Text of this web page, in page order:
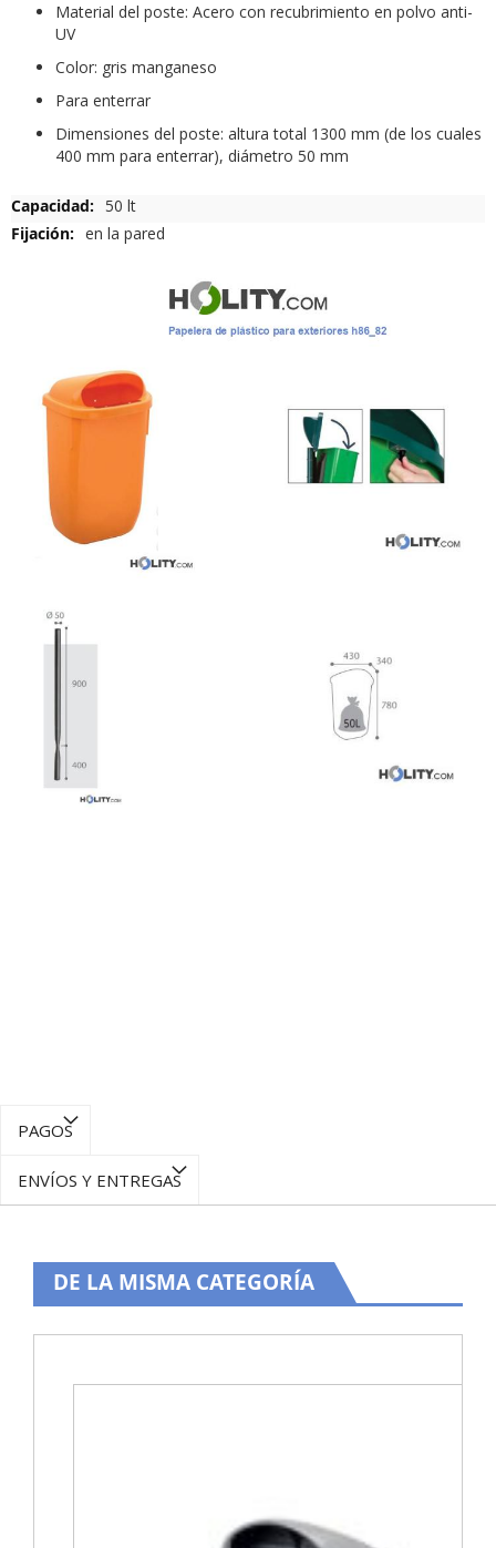
Material del poste: Acero con recubrimiento en polvo anti-
UV
Color: gris manganeso
Para enterrar
Dimensiones del poste: altura total 1300 mm (de los cuales
400 mm para enterrar), diámetro 50 mm
Más
Información
50 lt
en la pared
PAGOS
ENVÍOS Y ENTREGAS
DE LA MISMA CATEGORÍA